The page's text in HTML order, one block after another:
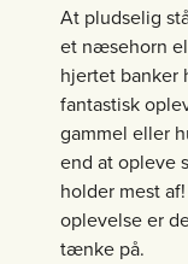
At pludselig
et næsehorn
hjertet banker
fantastisk
gammel eller
end at opleve
holder mest
oplevelse er
tænke på.